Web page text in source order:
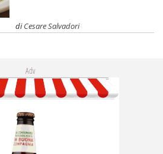
diCesare Salvadori
Adv